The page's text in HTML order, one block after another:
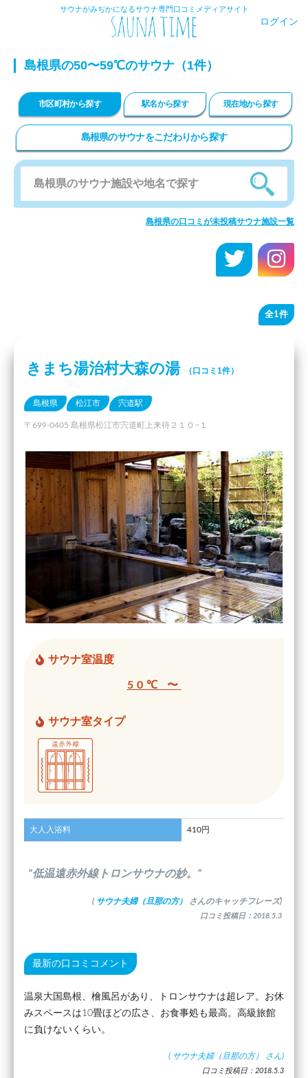
サウナがみぢかになるサウナ専門口コミメディアサイト
ログイン
島根県の50〜59℃のサウナ（1件）
市区町村から探す 駅名から探す 現在地から探す
島根県のサウナをこだわりから探す
島根県の口コミが未投稿サウナ施設一覧
全1件
きまち湯治村大森の湯 （口コミ1件）
島根県 松江市 宍道駅
〒699-0405 島根県松江市宍道町上来待２１０−１
サウナ室温度
50℃ 〜
サウナ室タイプ
大人入浴料 410円
”低温遠赤外線トロンサウナの妙。”
( サウナ夫婦（旦那の方） さんのキャッチフレーズ)
口コミ投稿日：2018.5.3
最新の口コミコメント
温泉大国島根、檜風呂があり、トロンサウナは超レア。お休
みスペースは10畳ほどの広さ、お食事処も最高。高級旅館
に負けないくらい。
( サウナ夫婦（旦那の方） さん)
口コミ投稿日：2018.5.3